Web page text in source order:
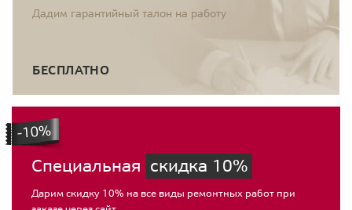
Дадим гарантийный талон на работу
БЕСПЛАТНО
Специальная скидка 10%
Дарим скидку 10% на все виды ремонтных работ при